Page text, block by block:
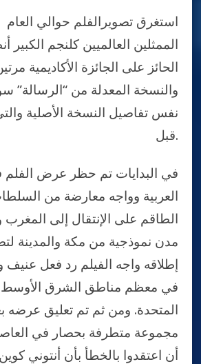
استغرق تصويرالفلم حوالي
الممثلين العالميين كلنجم الكبير
الحائز على الجائزة الأكاديمية
والنسخة المعدلة من
نفس تفاصيل النسخة الأصلية
قبل.
في البدايات تم حظر عرض الفلم
العربية وواجه معارضة من
الطاقم على الإنتقال إلى المغرب
مدن نموذجية من مكة والمدينة
إطلاقه واجه الفيلم رد فعل
في معظم مناطق الشرق الأوسط
المتحدة. ومن ثم تم تعليق عرضه
مجموعة متطرفة بحصار في
أن اعتقدوا بالخطأ بأن أنتوني